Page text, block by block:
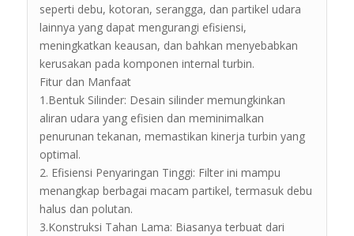
seperti debu, kotoran, serangga, dan partikel udara
lainnya yang dapat mengurangi efisiensi,
meningkatkan keausan, dan bahkan menyebabkan
kerusakan pada komponen internal turbin.
Fitur dan Manfaat
1.Bentuk Silinder: Desain silinder memungkinkan
aliran udara yang efisien dan meminimalkan
penurunan tekanan, memastikan kinerja turbin yang
optimal.
2. Efisiensi Penyaringan Tinggi: Filter ini mampu
menangkap berbagai macam partikel, termasuk debu
halus dan polutan.
3.Konstruksi Tahan Lama: Biasanya terbuat dari